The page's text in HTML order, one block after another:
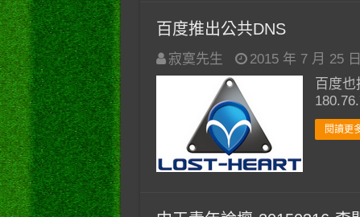
百度推出公共DNS
寂寞先生 2015 年 7 月 25 日
百度也
閱讀更